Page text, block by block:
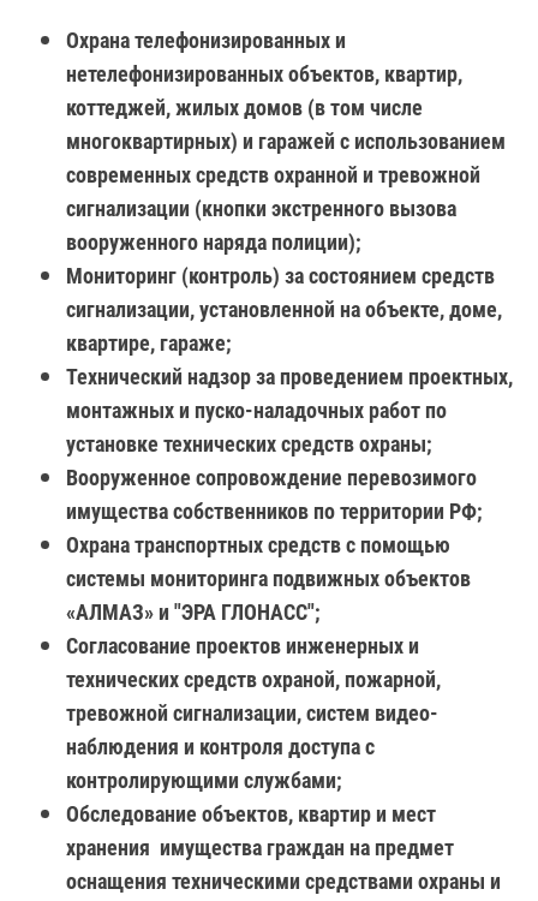
Охрана телефонизированных и
нетелефонизированных объектов, квартир,
коттеджей, жилых домов (в том числе
многоквартирных) и гаражей с использованием
современных средств охранной и тревожной
сигнализации (кнопки экстренного вызова
вооруженного наряда полиции);
Мониторинг (контроль) за состоянием средств
сигнализации, установленной на объекте, доме,
квартире, гараже;
Технический надзор за проведением проектных,
монтажных и пуско-наладочных работ по
установке технических средств охраны;
Вооруженное сопровождение перевозимого
имущества собственников по территории РФ;
Охрана транспортных средств с помощью
системы мониторинга подвижных объектов
«АЛМАЗ» и "ЭРА ГЛОНАСС";
Согласование проектов инженерных и
технических средств охраной, пожарной,
тревожной сигнализации, систем видео-
наблюдения и контроля доступа с
контролирующими службами;
Обследование объектов, квартир и мест
хранения имущества граждан на предмет
оснащения техническими средствами охраны и